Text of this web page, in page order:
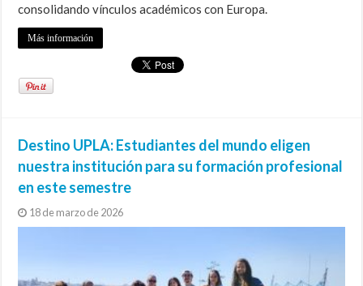
consolidando vínculos académicos con Europa.
Más información
Destino UPLA: Estudiantes del mundo eligen
nuestra institución para su formación profesional
en este semestre
18 de marzo de 2026